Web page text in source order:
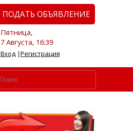
ПОДАТЬ ОБЪЯВЛЕНИЕ
Пятница,
7 Августа, 16:39
Вход|Регистрация